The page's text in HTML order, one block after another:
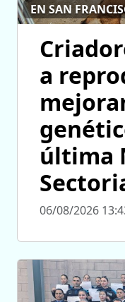
EN SAN
a
última
06/08/2026